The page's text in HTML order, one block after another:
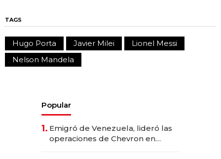
TAGS
Hugo Porta Javier Milei
Lionel Messi
Nelson Mandela
Popular
1. Emigró de Venezuela, lideró las
operaciones de Chevron en